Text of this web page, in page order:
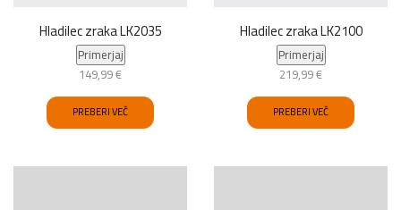
Hladilec zraka LK2035
Primerjaj
149,99€
PREBERI VEČ
Hladilec zraka LK2100
Primerjaj
219,99€
PREBERI VEČ